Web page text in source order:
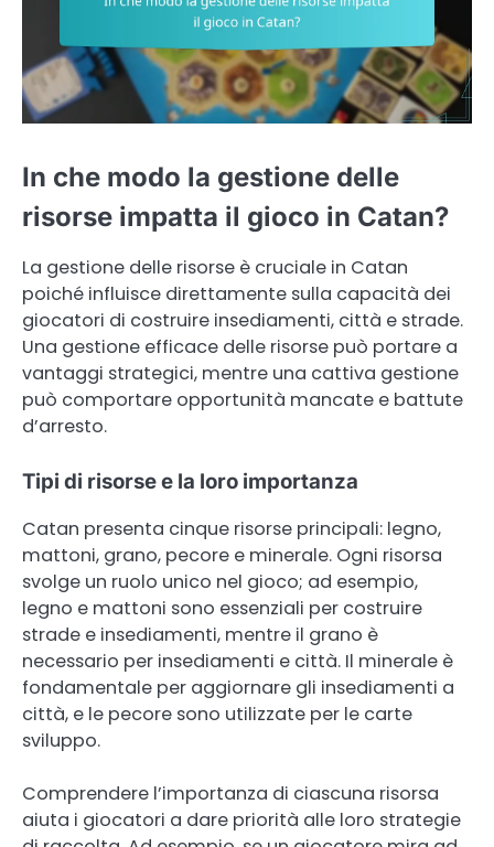
In che modo la gestione delle
risorse impatta il gioco in Catan?
La gestione delle risorse è cruciale in Catan
poiché influisce direttamente sulla capacità dei
giocatori di costruire insediamenti, città e strade.
Una gestione efficace delle risorse può portare a
vantaggi strategici, mentre una cattiva gestione
può comportare opportunità mancate e battute
d’arresto.
Tipi di risorse e la loro importanza
Catan presenta cinque risorse principali: legno,
mattoni, grano, pecore e minerale. Ogni risorsa
svolge un ruolo unico nel gioco; ad esempio,
legno e mattoni sono essenziali per costruire
strade e insediamenti, mentre il grano è
necessario per insediamenti e città. Il minerale è
fondamentale per aggiornare gli insediamenti a
città, e le pecore sono utilizzate per le carte
sviluppo.
Comprendere l’importanza di ciascuna risorsa
aiuta i giocatori a dare priorità alle loro strategie